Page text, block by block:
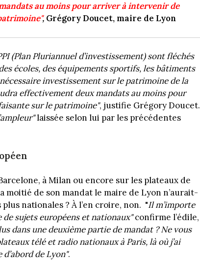
au moins pour arriver à intervenir de
, Grégory Doucet, maire de Lyon
(Plan Pluriannuel d’investissement) sont fléchés
écoles, des équipements sportifs, les bâtiments
investissement sur le patrimoine de la
effectivement deux mandats au moins pour
sur le patrimoine", justifie Grégory Doucet.
laissée selon lui par les précédentes
à Milan ou encore sur les plateaux de
moitié de son mandat le maire de Lyon n’aurait-
nationales ? À l’en croire, non. "Il m’importe
sujets européens et nationaux"confirme l’édile,
dans une deuxième partie de mandat ? Ne vous
télé et radio nationaux à Paris, là où j’ai
d’abord de Lyon".